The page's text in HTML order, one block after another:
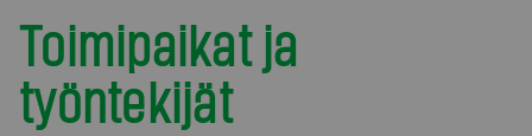
Toimipaikat ja
työntekijät